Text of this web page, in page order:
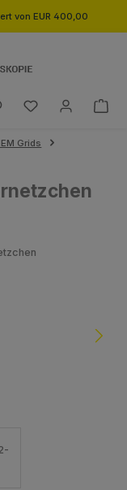
von EUR 400,00
Du hast 0
Grids